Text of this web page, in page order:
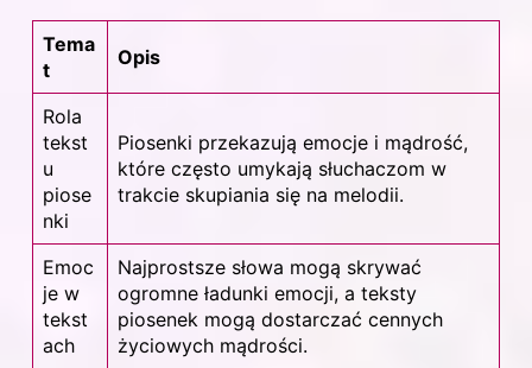
Tema
t
Opis
Rola
tekst
u
piose
nki
Piosenki przekazują emocje i mądrość,
które często umykają słuchaczom w
trakcie skupiania się na melodii.
Emoc
je w
tekst
ach
Najprostsze słowa mogą skrywać
ogromne ładunki emocji, a teksty
piosenek mogą dostarczać cennych
życiowych mądrości.